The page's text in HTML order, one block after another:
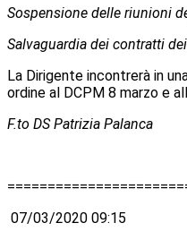
Sospensione delle riunioni
Salvaguardia dei contratti
La Dirigente incontrerà in
ordine al DCPM 8 marzo e
F.to DS Patrizia Palanca
07/03/2020 09:15